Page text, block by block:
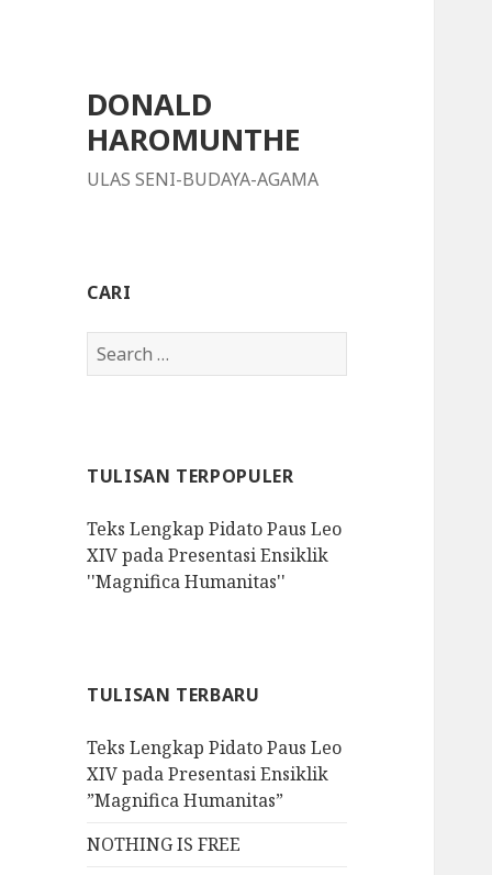
DONALD
HAROMUNTHE
ULAS SENI-BUDAYA-AGAMA
CARI
S
e
h
o
r
:
TULISAN TERPOPULER
Teks Lengkap Pidato Paus Leo
XIV pada Presentasi Ensiklik
''Magnifica Humanitas''
TULISAN TERBARU
Teks Lengkap Pidato Paus Leo
XIV pada Presentasi Ensiklik
”Magnifica Humanitas”
NOTHING IS FREE